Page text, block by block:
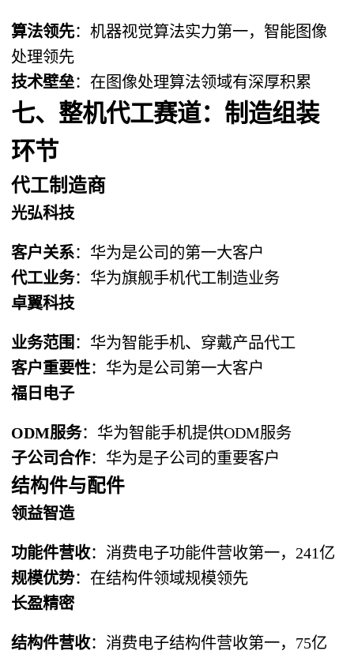
算法领先：机器视觉算法实力第一，智能图像
处理领先
技术壁垒：在图像处理算法领域有深厚积累
七、整机代工赛道：制造组装
环节
代工制造商
光弘科技
客户关系：华为是公司的第一大客户
代工业务：华为旗舰手机代工制造业务
卓翼科技
业务范围 ：华为智能手机、穿戴产品代工
客户重要性：华为是公司第一大客户
福日电子
ODM服务：华为智能手机提供ODM服务
子公司合作：华为是子公司的重要客户
结构件与配件
领益智造
功能件营收：消费电子功能件营收第一，241亿
规模优势：在结构件领域规模领先
长盈精密
结构件营收：消费电子结构件营收第一，75亿